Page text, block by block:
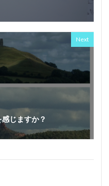
Next
じますか？